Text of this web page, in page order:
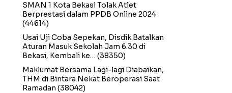
SMAN 1 Kota Bekasi Tolak Atlet
Berprestasi dalam PPDB Online 2024
(44614)
Usai Uji Coba Sepekan, Disdik Batalkan
Aturan Masuk Sekolah Jam 6.30 di
Bekasi, Kembali ke… (38350)
Maklumat Bersama Lagi-lagi Diabaikan,
THM di Bintara Nekat Beroperasi Saat
Ramadan (38042)